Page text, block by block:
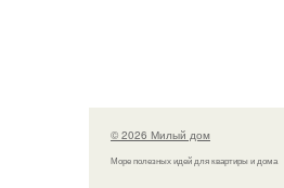
© 2026 Милый дом
Море полезных идей для квартиры и дома